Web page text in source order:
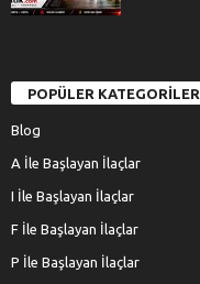
POPÜLER KATEGORİLER
Blog
A İle Başlayan İlaçlar
I İle Başlayan İlaçlar
F İle Başlayan İlaçlar
P İle Başlayan İlaçlar